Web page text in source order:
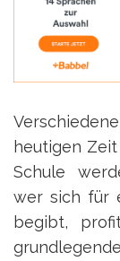
heutigen
Schule
wer sich für
begibt,